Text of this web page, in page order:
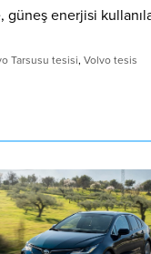
güneş enerjisi
Tarsusu tesisi, Volvo tesis